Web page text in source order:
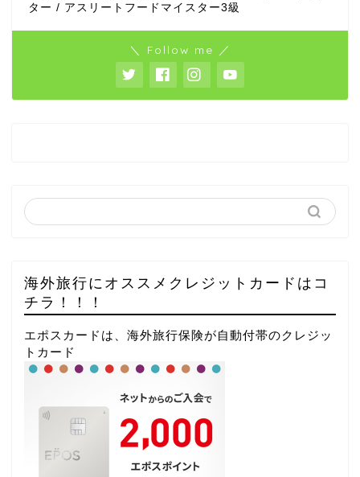
ター / アスリートフードマイスター3級
＼ Follow me ／
海外旅行にオススメクレジットカードはコ
チラ！！！
エポスカードは、海外旅行保険が自動付帯のクレジッ
トカード